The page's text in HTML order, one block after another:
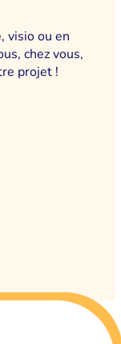
visio ou en
chez vous,
projet !